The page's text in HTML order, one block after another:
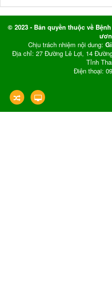
© 2023 - Bản quyền thuộc về
Chịu trách nhiệm nội dung:
Địa chỉ: 27 Đường Lê Lợi, 14
Tỉnh
Điện thoại: